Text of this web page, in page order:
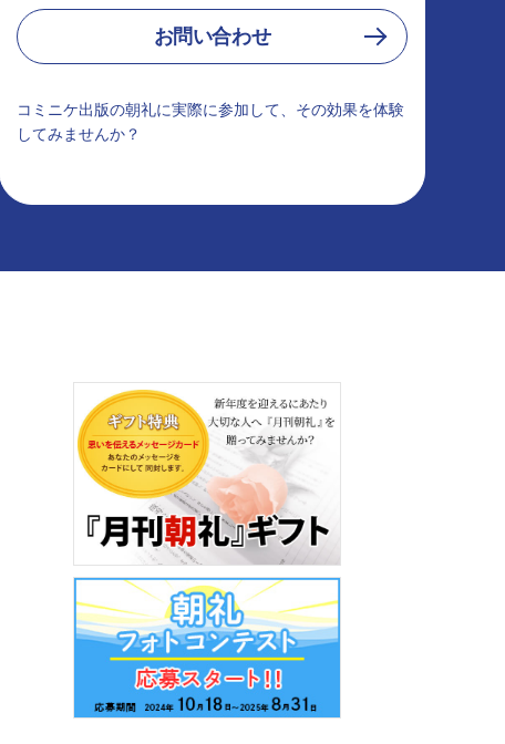
お問い合わせ
コミニケ出版の朝礼に実際に参加して、その効果を体験
してみませんか？